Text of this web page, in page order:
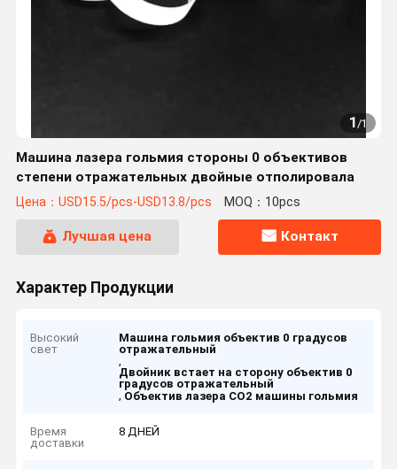
1/1
Машина лазера гольмия стороны 0 объективов
степени отражательных двойные отполировала
Цена：USD15.5/pcs-USD13.8/pcs MOQ：10pcs
Лучшая цена Контакт
Характер Продукции
Высокий
свет
Машина гольмия объектив 0 градусов
отражательный
,
Двойник встает на сторону объектив 0
градусов отражательный
, Объектив лазера СО2 машины гольмия
Время
доставки
8 ДНЕЙ